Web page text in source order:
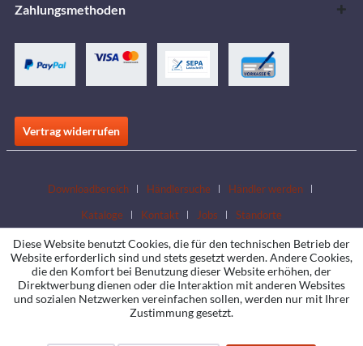
Zahlungsmethoden
Vertrag widerrufen
Downloadbereich Händlersuche
Händler werden
Kataloge
Kontakt Jobs Standorte
Diese Website benutzt Cookies, die für den technischen Betrieb der
Website erforderlich sind und stets gesetzt werden. Andere Cookies,
die den Komfort bei Benutzung dieser Website erhöhen, der
Direktwerbung dienen oder die Interaktion mit anderen Websites
und sozialen Netzwerken vereinfachen sollen, werden nur mit Ihrer
Zustimmung gesetzt.